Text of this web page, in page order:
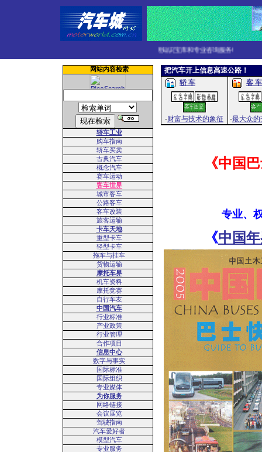
小汽车、巴士与客车、商用卡车和摩托车的互联网知识宝库和专业咨询服务!
网站内容检索
轿车工业
购车指南
轿车买卖
古典汽车
概念汽车
赛车运动
客车世界
城市客车
公路客车
客车改装
旅客运输
卡车天地
重型卡车
轻型卡车
拖车与挂车
货物运输
摩托车界
机车资料
摩托竞赛
自行车友
中国汽车
行业标准
产业政策
行业管理
合作项目
信息中心
数字与事实
国际标准
国际组织
专业媒体
为你服务
网络链接
会议展览
驾驶指南
汽车爱好者
模型汽车
专业服务
把汽车开上信息高速公路！
轿 车
客 车
-财富与技术的象征 -最大众的
《中国
专业、
《中国